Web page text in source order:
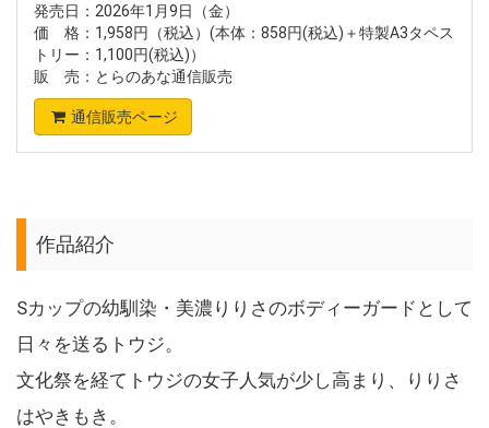
発売日：2026年1月9日（金）
価 格：1,958円（税込）(本体：858円(税込)＋特製A3タペス
トリー：1,100円(税込)）
販 売：とらのあな通信販売
通信販売ページ
作品紹介
Sカップの幼馴染・美濃りりさのボディーガードとして
日々を送るトウジ。
文化祭を経てトウジの女子人気が少し高まり、りりさ
はやきもき。